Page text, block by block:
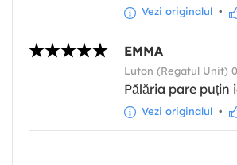
Vezi originalul •
EMMA
Luton (Regatul Unit)
Pălăria pare puțin
Vezi originalul •